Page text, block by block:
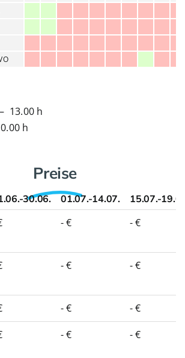
13.00 h
h
Preise
30.06. 01.07.-14.07.
15.07.-
- € - €
- € - €
- €
- €
- € - €